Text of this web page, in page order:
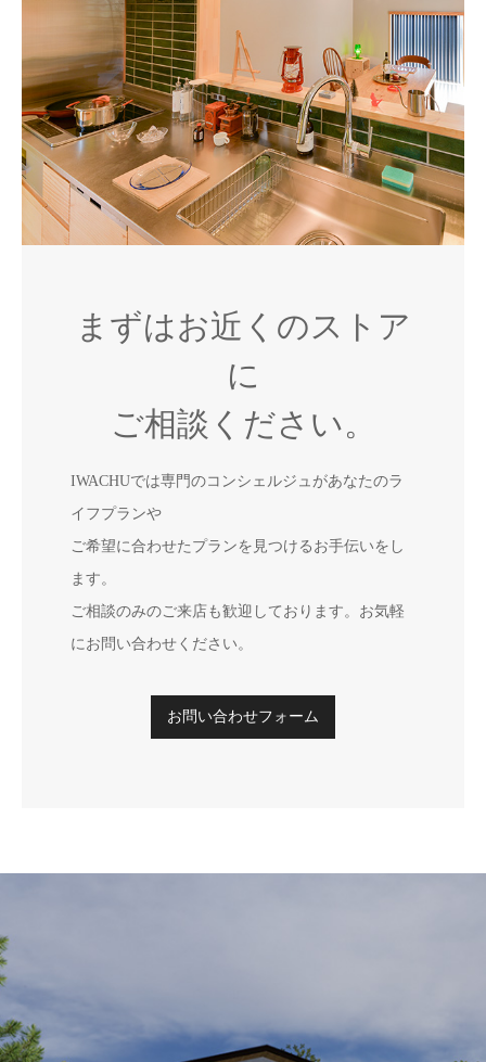
まずはお近くのストア
に
ご相談ください。
IWACHUでは専門のコンシェルジュがあなたのラ
イフプランや
ご希望に合わせたプランを見つけるお手伝いをし
ます。
ご相談のみのご来店も歓迎しております。お気軽
にお問い合わせください。
お問い合わせフォーム